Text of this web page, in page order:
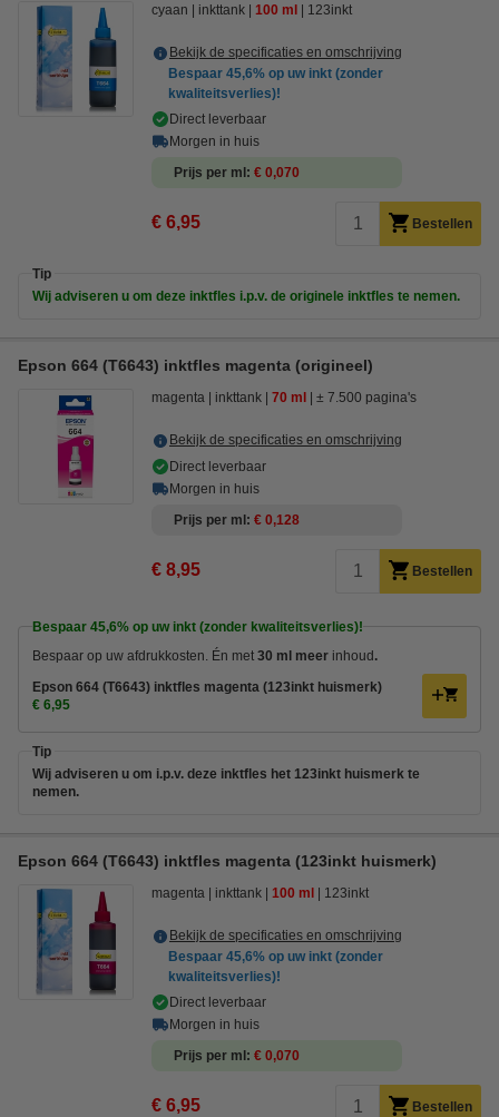
cyaan inkttank 100 ml 123inkt
Bekijk de specificaties en omschrijving
Bespaar 45,6% op uw inkt (zonder
kwaliteitsverlies)!
Direct leverbaar
Morgen in huis
Prijs per ml
€ 0,070
€ 6,95 Bestellen
Tip
Wij adviseren u om deze inktfles i.p.v. de originele inktfles te nemen.
Epson 664 (T6643) inktfles magenta (origineel)
magenta inkttank 70 ml ± 7.500 pagina's
Bekijk de specificaties en omschrijving
Direct leverbaar
Morgen in huis
Prijs per ml
€ 0,128
€ 8,95 Bestellen
Bespaar 45,6% op uw inkt (zonder kwaliteitsverlies)!
Bespaar op uw afdrukkosten. Én met 30 ml meer inhoud .
Epson 664 (T6643) inktfles magenta (123inkt huismerk)
€ 6,95
Tip
Wij adviseren u om i.p.v. deze inktfles het 123inkt huismerk te
nemen.
Epson 664 (T6643) inktfles magenta (123inkt huismerk)
magenta inkttank 100 ml 123inkt
Bekijk de specificaties en omschrijving
Bespaar 45,6% op uw inkt (zonder
kwaliteitsverlies)!
Direct leverbaar
Morgen in huis
Prijs per ml
€ 0,070
€ 6,95 Bestellen